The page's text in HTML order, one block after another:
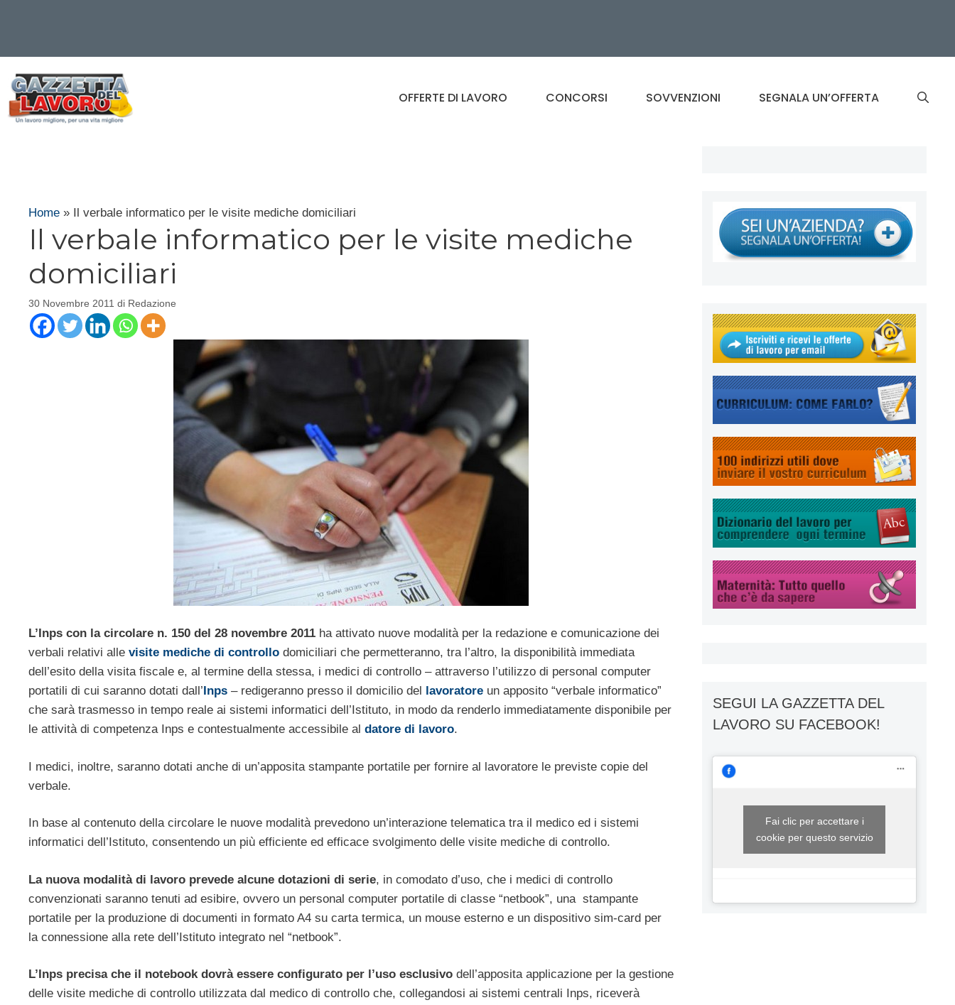
contenuto
OFFERTE DI LAVORO CONCORSI SOVVENZIONI SEGNALA UN’OFFERTA
Home » Il verbale informatico per le visite mediche domiciliari
Il verbale informatico per le visite mediche
domiciliari
30 Novembre 2011 di Redazione
L’Inps con la circolare n. 150 del 28 novembre 2011 ha attivato nuove modalità per la redazione e comunicazione dei
verbali relativi alle visite mediche di controllo domiciliari che permetteranno, tra l’altro, la disponibilità immediata
dell’esito della visita fiscale e, al termine della stessa, i medici di controllo – attraverso l’utilizzo di personal computer
portatili di cui saranno dotati dall’Inps – redigeranno presso il domicilio del lavoratore un apposito “verbale informatico”
che sarà trasmesso in tempo reale ai sistemi informatici dell’Istituto, in modo da renderlo immediatamente disponibile per
le attività di competenza Inps e contestualmente accessibile al datore di lavoro.
I medici, inoltre, saranno dotati anche di un’apposita stampante portatile per fornire al lavoratore le previste copie del
verbale.
In base al contenuto della circolare le nuove modalità prevedono un’interazione telematica tra il medico ed i sistemi
informatici dell’Istituto, consentendo un più efficiente ed efficace svolgimento delle visite mediche di controllo.
La nuova modalità di lavoro prevede alcune dotazioni di serie, in comodato d’uso, che i medici di controllo
convenzionati saranno tenuti ad esibire, ovvero un personal computer portatile di classe “netbook”, una stampante
portatile per la produzione di documenti in formato A4 su carta termica, un mouse esterno e un dispositivo sim-card per
la connessione alla rete dell’Istituto integrato nel “netbook”.
L’Inps precisa che il notebook dovrà essere configurato per l’uso esclusivo dell’apposita applicazione per la gestione
delle visite mediche di controllo utilizzata dal medico di controllo che, collegandosi ai sistemi centrali Inps, riceverà
SEGUI LA GAZZETTA DEL
LAVORO SU FACEBOOK!
Fai clic per accettare i
cookie per questo servizio